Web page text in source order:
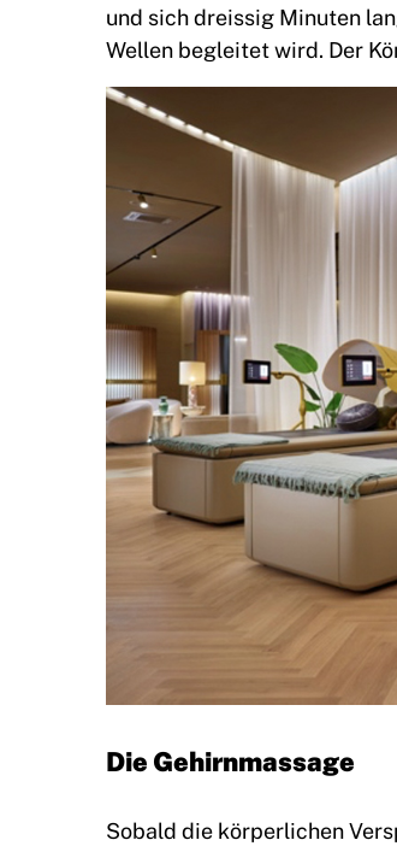
und sich dreissig Minuten
Wellen begleitet wird. Der
Die Gehirnmassage
Sobald die körperlichen